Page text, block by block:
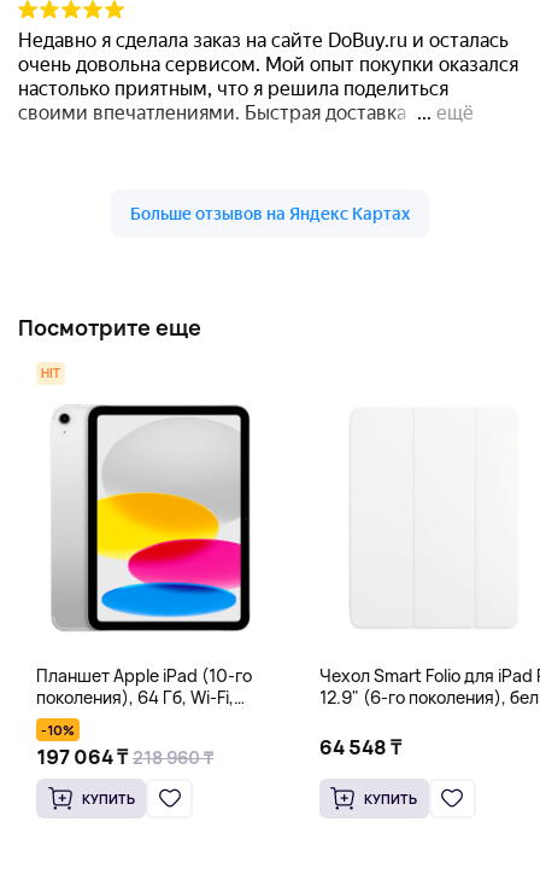
Посмотрите еще
HIT
Планшет Apple iPad (10-го
поколения), 64 Гб, Wi-Fi,
серебряный
-10%
197 064 ₸ 218 960 ₸
КУПИТЬ
Чехол Smart Folio для iPad
12.9" (6-го поколения),
64 548 ₸
КУПИТЬ